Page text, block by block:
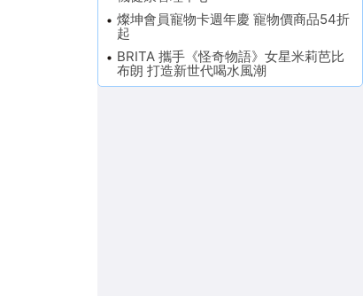
燦坤會員寵物卡週年慶 寵物價商品54折
起
BRITA 攜手《怪奇物語》女星米莉芭比
布朗 打造新世代喝水風潮